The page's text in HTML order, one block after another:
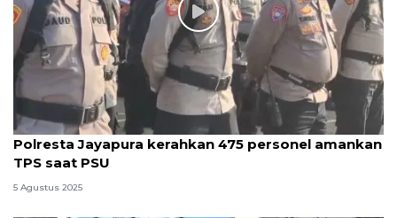
Polresta Jayapura kerahkan 475 personel amankan
TPS saat PSU
5 Agustus 2025